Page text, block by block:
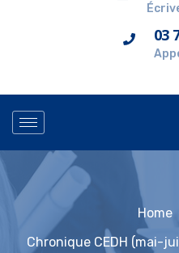
03
Home
Chronique CEDH (mai-